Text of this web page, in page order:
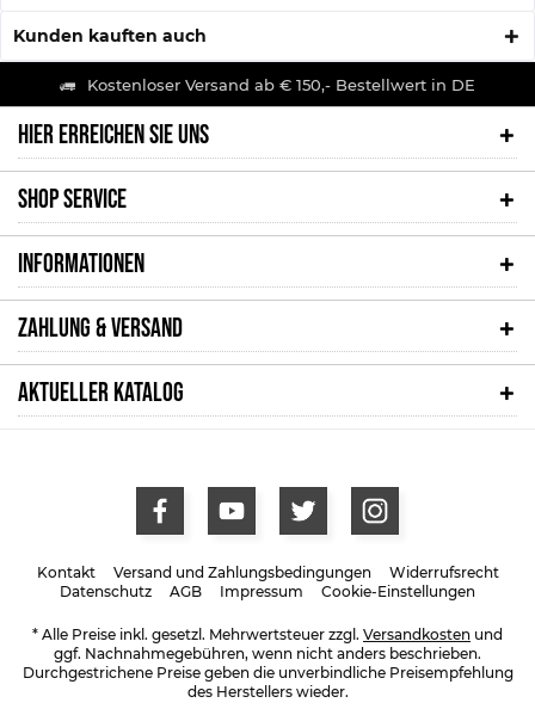
Kunden kauften auch
Kostenloser Versand ab € 150,- Bestellwert in DE
HIER ERREICHEN SIE UNS
SHOP SERVICE
INFORMATIONEN
ZAHLUNG & VERSAND
AKTUELLER KATALOG
Kontakt Versand und Zahlungsbedingungen
Widerrufsrecht
Datenschutz
AGB Impressum Cookie-Einstellungen
* Alle Preise inkl. gesetzl. Mehrwertsteuer zzgl. Versandkosten und
ggf. Nachnahmegebühren, wenn nicht anders beschrieben.
Durchgestrichene Preise geben die unverbindliche Preisempfehlung
des Herstellers wieder.